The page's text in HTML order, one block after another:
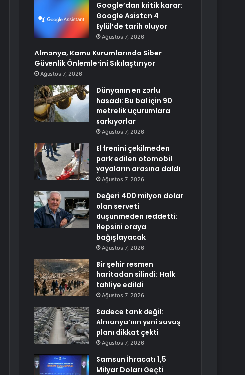
Google’dan kritik karar:
Google Asistan 4
Eylül’de tarih oluyor
Ağustos 7, 2026
Almanya, Kamu Kurumlarında Siber
Güvenlik Önlemlerini Sıkılaştırıyor
Ağustos 7, 2026
Dünyanın en zorlu
hasadı: Bu bal için 90
metrelik uçurumlara
sarkıyorlar
Ağustos 7, 2026
El frenini çekilmeden
park edilen otomobil
yayaların arasına daldı
Ağustos 7, 2026
Değeri 400 milyon dolar
olan serveti
düşünmeden reddetti:
Hepsini oraya
bağışlayacak
Ağustos 7, 2026
Bir şehir resmen
haritadan silindi: Halk
tahliye edildi
Ağustos 7, 2026
Sadece tank değil:
Almanya’nın yeni savaş
planı dikkat çekti
Ağustos 7, 2026
Samsun İhracatı 1,5
Milyar Doları Geçti